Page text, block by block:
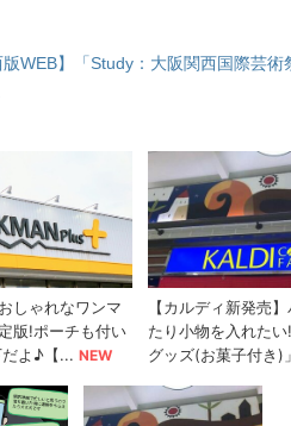
版WEB】「Study：大阪関西国際芸